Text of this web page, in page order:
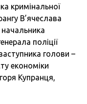
кримінальної
В’ячеслава
поліції
голови –
економіки
Купранця,